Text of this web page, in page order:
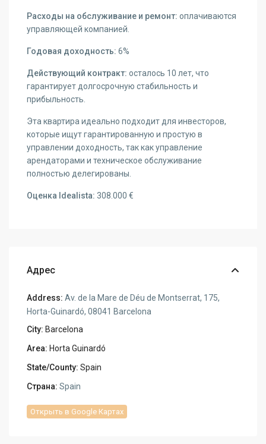
Расходы на обслуживание и ремонт: оплачиваются
управляющей компанией.
Годовая доходность: 6%
Действующий контракт: осталось 10 лет, что
гарантирует долгосрочную стабильность и
прибыльность.
Эта квартира идеально подходит для инвесторов,
которые ищут гарантированную и простую в
управлении доходность, так как управление
арендаторами и техническое обслуживание
полностью делегированы.
Оценка Idealista: 308.000 €
Адрес
Address: Av. de la Mare de Déu de Montserrat, 175,
Horta-Guinardó, 08041 Barcelona
City: Barcelona
Area: Horta Guinardó
State/County: Spain
Страна: Spain
Открыть в Google Картах